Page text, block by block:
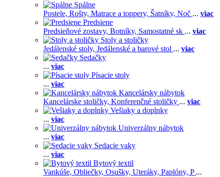
Spálne
Postele, Rošty, Matrace a toppery, Šatníky, Noč ... viac
Predsiene
Predsieňové zostavy, Botníky, Samostatné sk ... viac
Stoly a stoličky
Jedálenské stoly, Jedálenské a barové stol ... viac
Sedačky
... viac
Písacie stoly
... viac
Kancelársky nábytok
Kancelárske stoličky, Konferenčné stoličky ... viac
Vešiaky a doplnky
... viac
Univerzálny nábytok
... viac
Sedacie vaky
... viac
Bytový textil
Vankúše, Obliečky, Osušky, Uteráky, Paplóny, P ...